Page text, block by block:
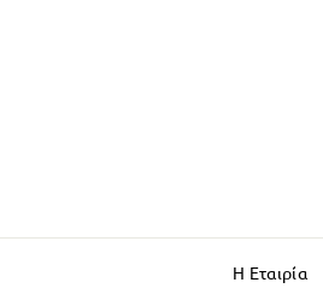
Η Εταιρία